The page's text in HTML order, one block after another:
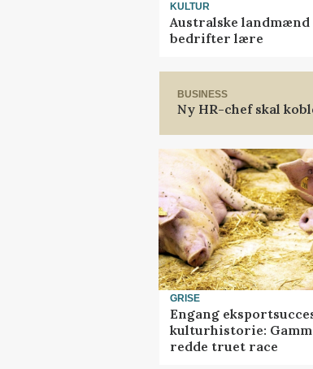
KULTUR
Australske landmænd
bedrifter lære
BUSINESS
Ny HR-chef skal
GRISE
Engang
kulturhistorie:
redde truet race